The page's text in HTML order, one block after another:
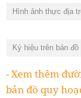
Hình ảnh thực địa
Ký hiệu trên bản
- Xem thêm
bản đồ quy